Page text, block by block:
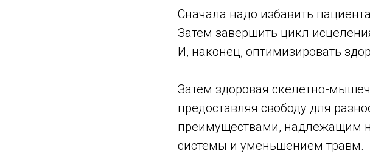
Сначала надо избавить
Затем завершить цикл
И, наконец, оптимизировать
Затем здоровая скелетно-
предоставляя свободу для
преимуществами, надлежащим
системы и уменьшением травм.